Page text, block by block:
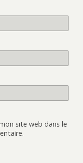
site web dans le